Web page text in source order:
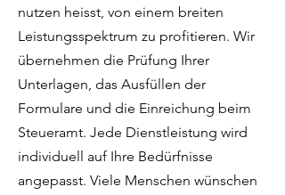
nutzen heisst, von einem breiten
Leistungsspektrum zu profitieren. Wir
übernehmen die Prüfung Ihrer
Unterlagen, das Ausfüllen der
Formulare und die Einreichung beim
Steueramt. Jede Dienstleistung wird
individuell auf Ihre Bedürfnisse
angepasst. Viele Menschen wünschen